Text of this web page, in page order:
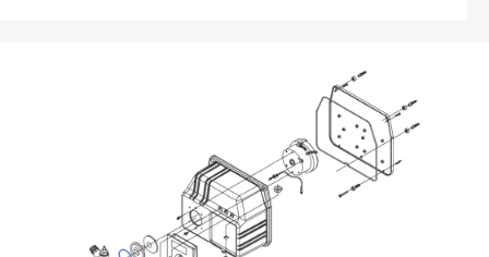
Плата управления насоса BT-MA/AD 1-20 л/ч 230V